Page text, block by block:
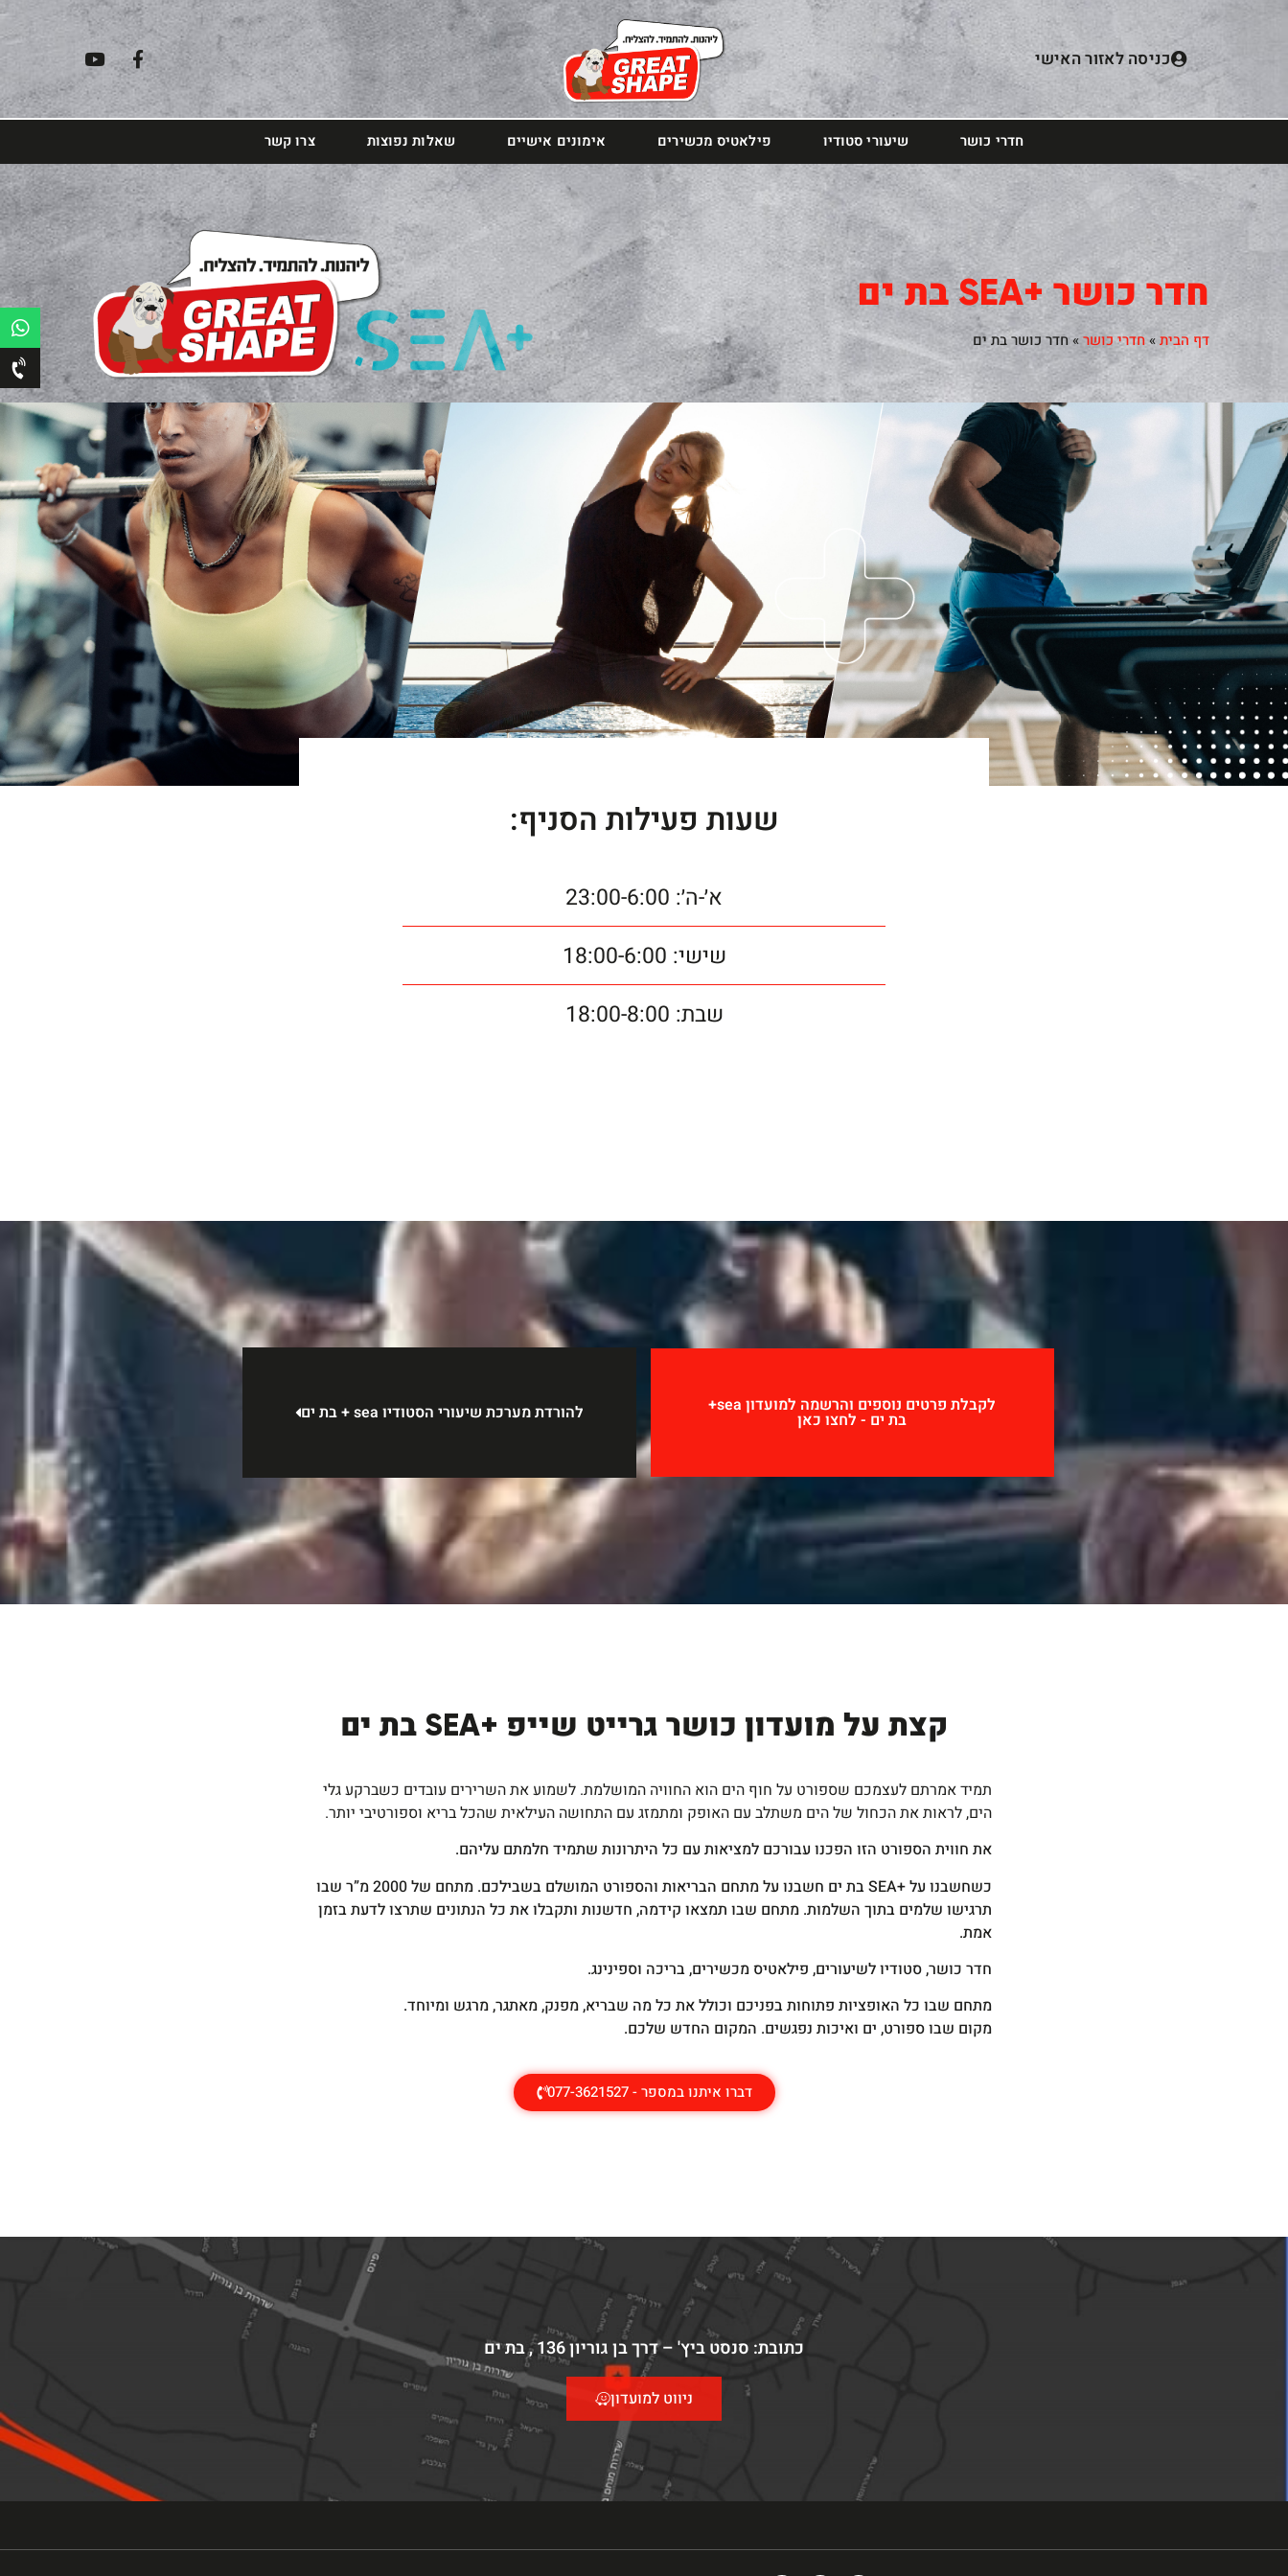
כניסה לאזור האישי
חדרי כושר שיעורי סטודיו פילאטיס מכשירים אימונים אישיים שאלות נפוצות צרו קשר
חדר כושר +SEA בת ים
דף הבית»חדרי כושר»חדר כושר בת ים
שעות פעילות הסניף:
א׳-ה׳: 23:00-6:00
שישי: 18:00-6:00
שבת: 18:00-8:00
לקבלת פרטים נוספים והרשמה למועדון sea+
בת ים - לחצו כאן להורדת מערכת שיעורי הסטודיו sea + בת ים
קצת על מועדון כושר גרייט שייפ +SEA בת ים
תמיד אמרתם לעצמכם שספורט על חוף הים הוא החוויה המושלמת. לשמוע את השרירים עובדים כשברקע גלי
הים, לראות את הכחול של הים משתלב עם האופק ומתמזג עם התחושה העילאית שהכל בריא וספורטיבי יותר.
את חווית הספורט הזו הפכנו עבורכם למציאות עם כל היתרונות שתמיד חלמתם עליהם.
כשחשבנו על +SEA בת ים חשבנו על מתחם הבריאות והספורט המושלם בשבילכם. מתחם של 2000 מ”ר שבו
תרגישו שלמים בתוך השלמות. מתחם שבו תמצאו קידמה, חדשנות ותקבלו את כל הנתונים שתרצו לדעת בזמן
אמת.
חדר כושר, סטודיו לשיעורים, פילאטיס מכשירים, בריכה וספינינג.
מתחם שבו כל האופציות פתוחות בפניכם וכולל את כל מה שבריא, מפנק, מאתגר, מרגש ומיוחד.
מקום שבו ספורט, ים ואיכות נפגשים. המקום החדש שלכם.
דברו איתנו במספר - 077-3621527
כתובת: סנסט ביץ' – דרך בן גוריון 136 , בת ים
ניווט למועדון